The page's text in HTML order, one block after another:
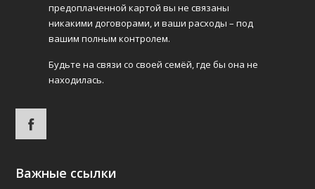
предоплаченной картой вы не связаны
никакими договорами, и ваши расходы – под
вашим полным контролем.
Будьте на связи со своей семёй, где бы она не
находилась.
Важные ссылки